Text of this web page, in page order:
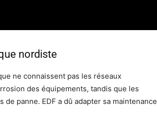
nordiste
ne connaissent pas les réseaux
des équipements, tandis que les
panne. EDF a dû adapter sa maintenance